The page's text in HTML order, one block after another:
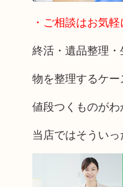
・ご相談はお気軽
終活・遺品整理
物を整理するケー
値段つくものが
当店ではそういっ